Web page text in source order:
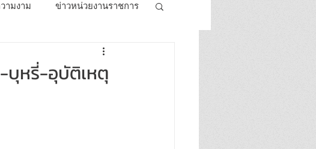
ามงาม ข่าวหน่วยงานราชการ
บุหรี่-อุบัติเหตุ